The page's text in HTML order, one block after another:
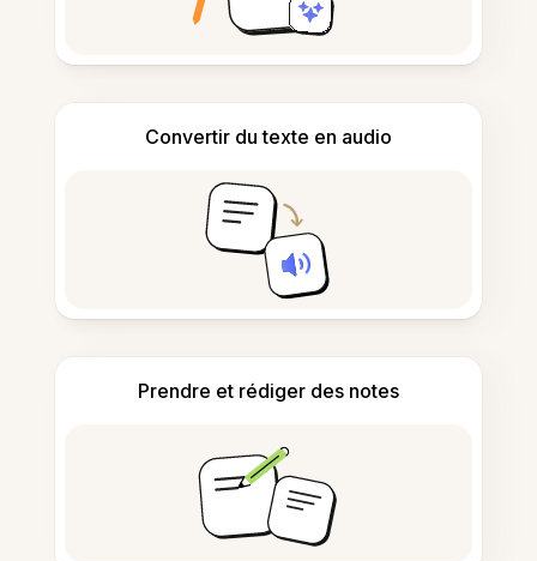
Convertir du texte en audio
Prendre et rédiger des notes